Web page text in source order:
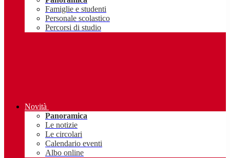
Famiglie e studenti
Personale scolastico
Percorsi di studio
Novità
Panoramica
Le notizie
Le circolari
Calendario eventi
Albo online